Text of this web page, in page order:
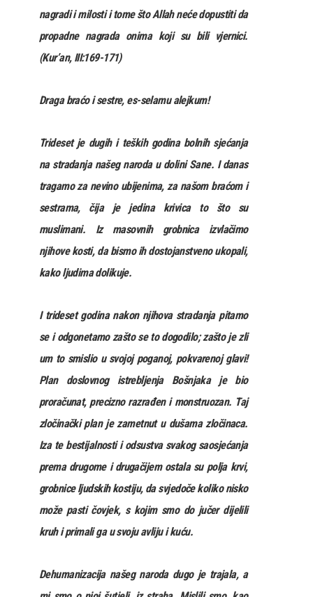
nagradi i milosti i tome što Allah neće dopustiti da
propadne nagrada onima koji su bili vjernici.
(Kur’an, III:169-171)
Draga braćo i sestre, es-selamu alejkum!
Trideset je dugih i teških godina bolnih sjećanja
na stradanja našeg naroda u dolini Sane. I danas
tragamo za nevino ubijenima, za našom braćom i
sestrama, čija je jedina krivica to što su
muslimani. Iz masovnih grobnica izvlačimo
njihove kosti, da bismo ih dostojanstveno ukopali,
kako ljudima dolikuje.
I trideset godina nakon njihova stradanja pitamo
se i odgonetamo zašto se to dogodilo; zašto je zli
um to smislio u svojoj poganoj, pokvarenoj glavi!
Plan doslovnog istrebljenja Bošnjaka je bio
proračunat, precizno razrađen i monstruozan. Taj
zločinački plan je zametnut u dušama zločinaca.
Iza te bestijalnosti i odsustva svakog saosjećanja
prema drugome i drugačijem ostala su polja krvi,
grobnice ljudskih kostiju, da svjedoče koliko nisko
može pasti čovjek, s kojim smo do jučer dijelili
kruh i primali ga u svoju avliju i kuću.
Dehumanizacija našeg naroda dugo je trajala, a